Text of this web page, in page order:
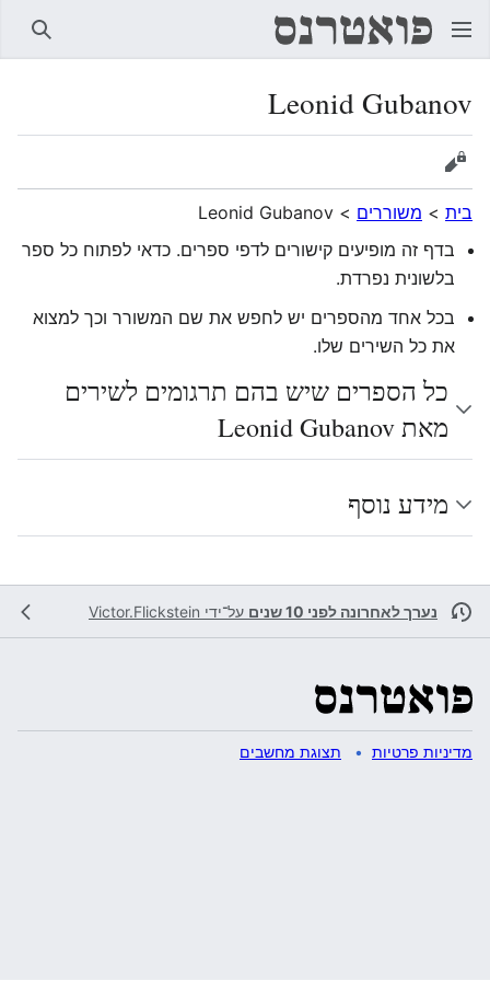
Leonid Gubanov
הצגת מקור
בית > משוררים >
Leonid Gubanov
בדף זה מופיעים קישורים לדפי ספרים. כדאי לפתוח כל ספר
בלשונית נפרדת.
בכל אחד מהספרים יש לחפש את שם המשורר וכך למצוא
את כל השירים שלו.
כל הספרים שיש בהם תרגומים לשירים
מאת Leonid Gubanov
מידע נוסף
נערך לאחרונה לפני 10 שנים על־ידי Victor.Flickstein
מדיניות פרטיות תצוגת מחשבים